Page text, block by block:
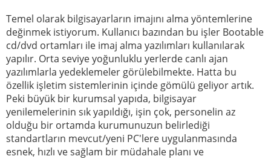
Temel olarak bilgisayarların imajını alma yöntemlerine
değinmek istiyorum. Kullanıcı bazından bu işler Bootable
cd/dvd ortamları ile imaj alma yazılımları kullanılarak
yapılır. Orta seviye yoğunluklu yerlerde canlı ajan
yazılımlarla yedeklemeler görülebilmekte. Hatta bu
özellik işletim sistemlerinin içinde gömülü geliyor artık.
Peki büyük bir kurumsal yapıda, bilgisayar
yenilemelerinin sık yapıldığı, işin çok, personelin az
olduğu bir ortamda kurumunuzun belirlediği
standartların mevcut/yeni PC'lere uygulanmasında
esnek, hızlı ve sağlam bir müdahale planı ve